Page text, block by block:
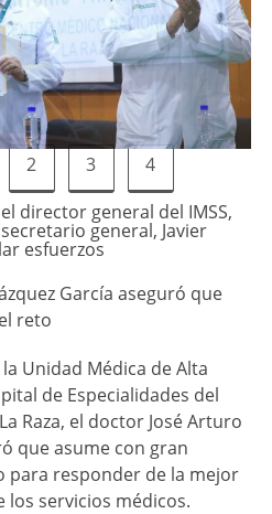
2 3
4
director general del IMSS,
general, Javier
esfuerzos
García aseguró que
reto
Unidad Médica de Alta
de Especialidades del
Raza, el doctor José Arturo
que asume con gran
para responder de la mejor
los servicios médicos.